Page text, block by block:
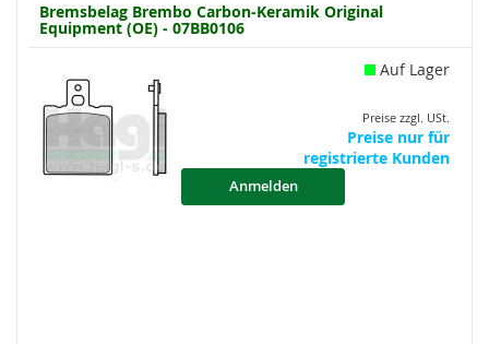
Bremsbelag Brembo Carbon-Keramik Original
Equipment (OE) - 07BB0106
Auf Lager
Preise zzgl. USt.
Preise nur für
registrierte Kunden
Anmelden